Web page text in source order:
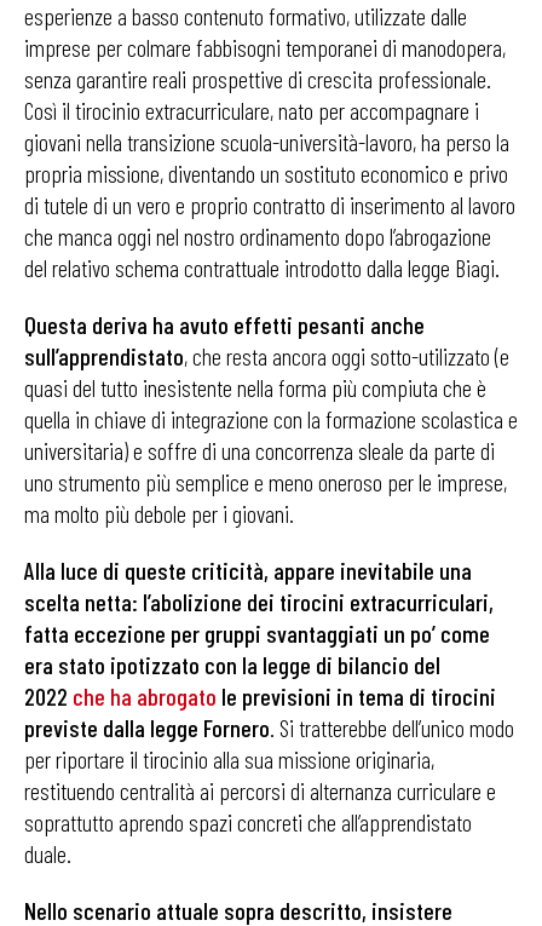
esperienze a basso contenuto formativo, utilizzate dalle
imprese per colmare fabbisogni temporanei di manodopera,
senza garantire reali prospettive di crescita professionale.
Così il tirocinio extracurriculare, nato per accompagnare i
giovani nella transizione scuola-università-lavoro, ha perso la
propria missione, diventando un sostituto economico e privo
di tutele di un vero e proprio contratto di inserimento al lavoro
che manca oggi nel nostro ordinamento dopo l’abrogazione
del relativo schema contrattuale introdotto dalla legge Biagi.
Questa deriva ha avuto effetti pesanti anche
sull’apprendistato, che resta ancora oggi sotto-utilizzato (e
quasi del tutto inesistente nella forma più compiuta che è
quella in chiave di integrazione con la formazione scolastica e
universitaria) e soffre di una concorrenza sleale da parte di
uno strumento più semplice e meno oneroso per le imprese,
ma molto più debole per i giovani.
Alla luce di queste criticità, appare inevitabile una
scelta netta: l’abolizione dei tirocini extracurriculari,
fatta eccezione per gruppi svantaggiati un po’ come
era stato ipotizzato con la legge di bilancio del
2022 che ha abrogato le previsioni in tema di tirocini
previste dalla legge Fornero. Si tratterebbe dell’unico modo
per riportare il tirocinio alla sua missione originaria,
restituendo centralità ai percorsi di alternanza curriculare e
soprattutto aprendo spazi concreti che all’apprendistato
duale.
Nello scenario attuale sopra descritto, insistere